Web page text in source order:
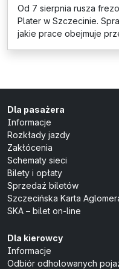
Od 7 sierpnia rusza
Plater w Szczecinie.
jakie prace obejmuje
Dla pasażera
Informacje
Rozkłady jazdy
Zakłócenia
Schematy sieci
Bilety i opłaty
Sprzedaż biletów
Szczecińska Karta
SKA – bilet on-line
Dla kierowcy
Informacje
Odbiór odholowanych